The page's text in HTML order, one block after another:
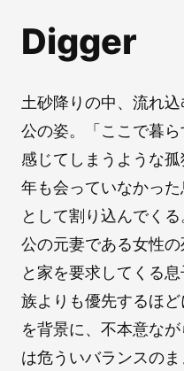
Digger
土砂降りの中、流れ
公の姿。「ここで暮
感じてしまうような
年も会っていなかっ
として割り込んでく
公の元妻である女性
と家を要求してくる
族よりも優先するほ
を背景に、不本意な
は危ういバランスのま